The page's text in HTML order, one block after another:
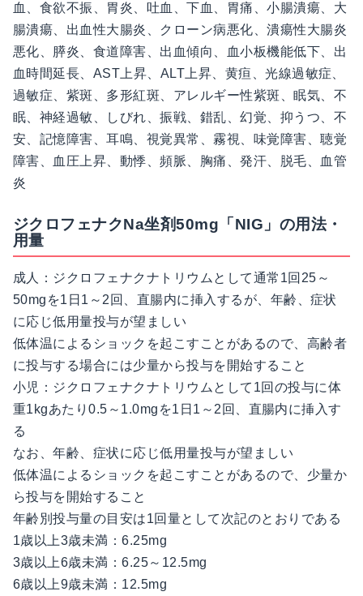
血、食欲不振、胃炎、吐血、下血、胃痛、小腸潰瘍、大
腸潰瘍、出血性大腸炎、クローン病悪化、潰瘍性大腸炎
悪化、膵炎、食道障害、出血傾向、血小板機能低下、出
血時間延長、AST上昇、ALT上昇、黄疸、光線過敏症、
過敏症、紫斑、多形紅斑、アレルギー性紫斑、眠気、不
眠、神経過敏、しびれ、振戦、錯乱、幻覚、抑うつ、不
安、記憶障害、耳鳴、視覚異常、霧視、味覚障害、聴覚
障害、血圧上昇、動悸、頻脈、胸痛、発汗、脱毛、血管
炎
ジクロフェナクNa坐剤50mg「NIG」の用法・
用量
成人：ジクロフェナクナトリウムとして通常1回25～
50mgを1日1～2回、直腸内に挿入するが、年齢、症状
に応じ低用量投与が望ましい
低体温によるショックを起こすことがあるので、高齢者
に投与する場合には少量から投与を開始すること
小児：ジクロフェナクナトリウムとして1回の投与に体
重1kgあたり0.5～1.0mgを1日1～2回、直腸内に挿入す
る
なお、年齢、症状に応じ低用量投与が望ましい
低体温によるショックを起こすことがあるので、少量か
ら投与を開始すること
年齢別投与量の目安は1回量として次記のとおりである
1歳以上3歳未満：6.25mg
3歳以上6歳未満：6.25～12.5mg
6歳以上9歳未満：12.5mg